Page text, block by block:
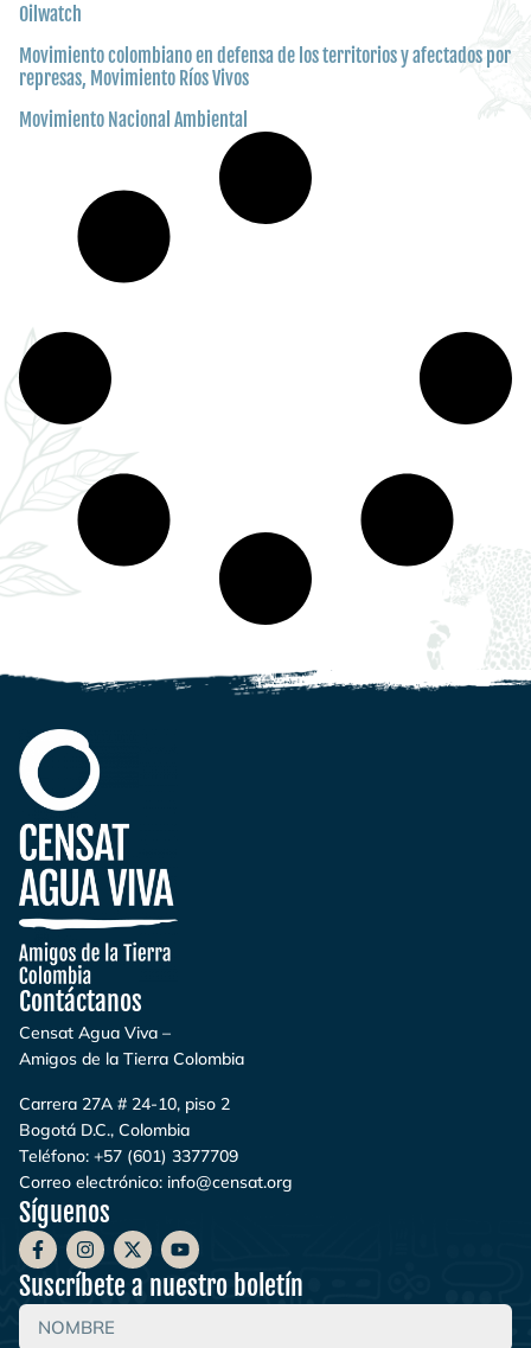
Oilwatch
Movimiento colombiano en defensa de los territorios y afectados por
represas, Movimiento Ríos Vivos
Movimiento Nacional Ambiental
Contáctanos
Censat Agua Viva –
Amigos de la Tierra Colombia
Carrera 27A # 24-10, piso 2
Bogotá D.C., Colombia
Teléfono: +57 (601) 3377709
Correo electrónico: info@censat.org
Síguenos
Suscríbete a nuestro boletín